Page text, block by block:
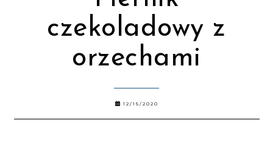
czekoladowy z
orzechami
12/15/2020